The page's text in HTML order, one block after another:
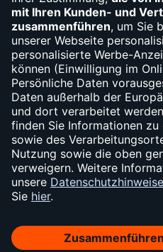
Vertrag
Impressum
Cookie-Einstellungen